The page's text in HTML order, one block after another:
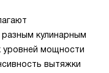
кулинарным
уровней мощности
вытяжки